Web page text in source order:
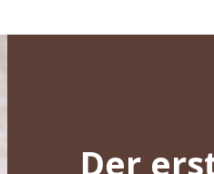
Der